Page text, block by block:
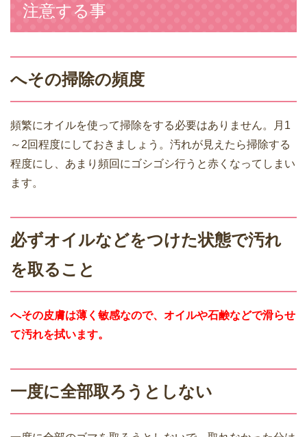
注意する事
へその掃除の頻度
頻繁にオイルを使って掃除をする必要はありません。月1
～2回程度にしておきましょう。汚れが見えたら掃除する
程度にし、あまり頻回にゴシゴシ行うと赤くなってしまい
ます。
必ずオイルなどをつけた状態で汚れ
を取ること
へその皮膚は薄く敏感なので、オイルや石鹸などで滑らせ
て汚れを拭います。
一度に全部取ろうとしない